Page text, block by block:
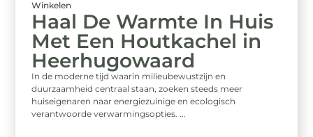
Winkelen
Haal De Warmte In Huis
Met Een Houtkachel in
Heerhugowaard
In de moderne tijd waarin milieubewustzijn en
duurzaamheid centraal staan, zoeken steeds meer
huiseigenaren naar energiezuinige en ecologisch
verantwoorde verwarmingsopties. ...